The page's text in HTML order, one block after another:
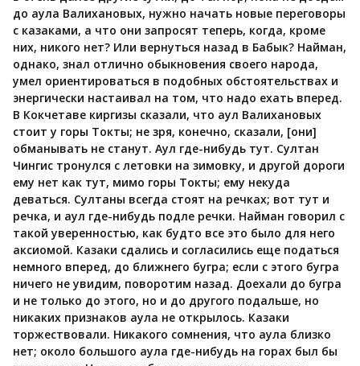
до аула Валихановых, нужно начать новые переговоры
с казаками, а что они запросят теперь, когда, кроме
них, никого нет? Или вернуться назад в Бабык? Найман,
однако, знал отлично обыкновения своего народа,
умел ориентироваться в подобных обстоятельствах и
энергически настаивал на том, что надо ехать вперед.
В Кокчетаве киргизы сказали, что аул Валихановых
стоит у горы Токты; не зря, конечно, сказали, [они]
обманывать не станут. Аул где-нибудь тут. Султан
Чингис тронулся с летовки на зимовку, и другой дороги
ему нет как тут, мимо горы Токты; ему некуда
деваться. Султаны всегда стоят на речках; вот тут и
речка, и аул где-нибудь подле речки. Найман говорил с
такой уверенностью, как будто все это было для него
аксиомой. Казаки сдались и согласились еще податься
немного вперед, до ближнего бугра; если с этого бугра
ничего не увидим, поворотим назад. Доехали до бугра
и не только до этого, но и до другого подальше, но
никаких признаков аула не открылось. Казаки
торжествовали. Никакого сомнения, что аула близко
нет; около большого аула где-нибудь на горах был бы